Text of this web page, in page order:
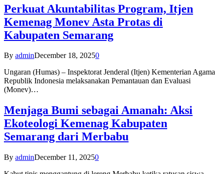
Perkuat Akuntabilitas Program, Itjen
Kemenag Monev Asta Protas di
Kabupaten Semarang
By adminDecember 18, 20250
Ungaran (Humas) – Inspektorat Jenderal (Itjen) Kementerian Agama
Republik Indonesia melaksanakan Pemantauan dan Evaluasi
(Monev)…
Menjaga Bumi sebagai Amanah: Aksi
Ekoteologi Kemenag Kabupaten
Semarang dari Merbabu
By adminDecember 11, 20250